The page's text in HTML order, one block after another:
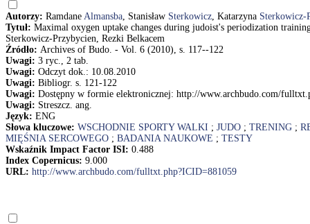
Autorzy: Ramdane Almansba, Stanisław Sterkowicz, Katarzyna Sterkowicz-
Tytuł: Maximal oxygen uptake changes during judoist's periodization
Sterkowicz-Przybycien, Rezki Belkacem
Źródło: Archives of Budo. - Vol. 6 (2010), s. 117--122
Uwagi: 3 ryc., 2 tab.
Uwagi: Odczyt dok.: 10.08.2010
Uwagi: Bibliogr. s. 121-122
Uwagi: Dostępny w formie elektronicznej: http://www.archbudo.com/
Uwagi: Streszcz. ang.
Język: ENG
Słowa kluczowe: WSCHODNIE SPORTY WALKI ; JUDO ; TRENING ;
MIĘŚNIA SERCOWEGO ; BADANIA NAUKOWE ; TESTY
Wskaźnik Impact Factor ISI: 0.488
Index Copernicus: 9.000
URL: http://www.archbudo.com/fulltxt.php?ICID=881059